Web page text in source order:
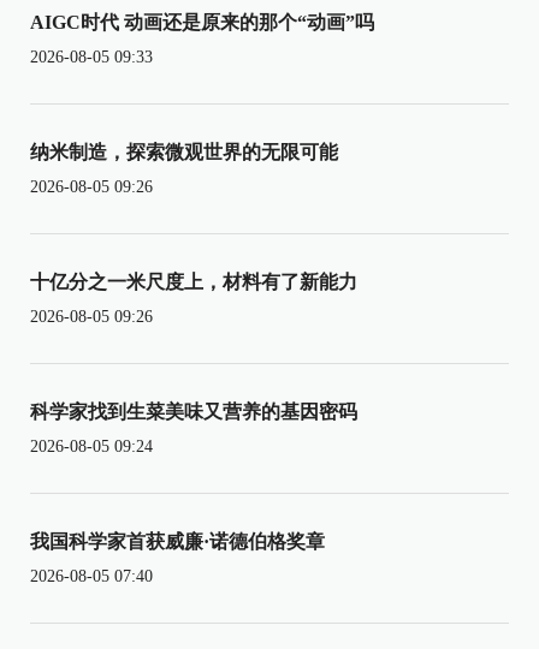
AIGC时代 动画还是原来的那个“动画”吗
2026-08-05 09:33
纳米制造，探索微观世界的无限可能
2026-08-05 09:26
十亿分之一米尺度上，材料有了新能力
2026-08-05 09:26
科学家找到生菜美味又营养的基因密码
2026-08-05 09:24
我国科学家首获威廉·诺德伯格奖章
2026-08-05 07:40